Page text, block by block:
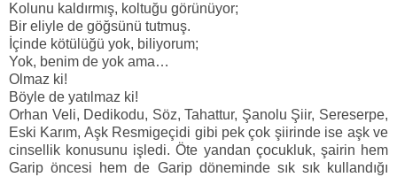
Kolunu kaldırmış, koltuğu görünüyor;
Bir eliyle de göğsünü tutmuş.
İçinde kötülüğü yok, biliyorum;
Yok, benim de yok ama…
Olmaz ki!
Böyle de yatılmaz ki!
Orhan Veli, Dedikodu, Söz, Tahattur, Şanolu Şiir, Sereserpe,
Eski Karım, Aşk Resmigeçidi gibi pek çok şiirinde ise aşk ve
cinsellik konusunu işledi. Öte yandan çocukluk, şairin hem
Garip öncesi hem de Garip döneminde sık sık kullandığı